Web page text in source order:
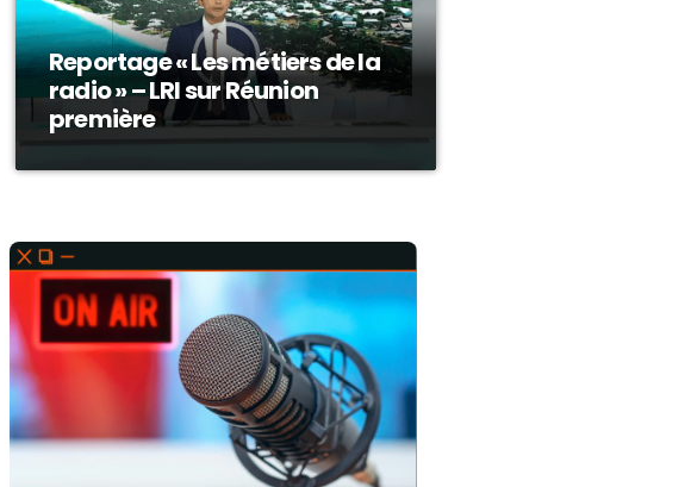
Reportage « Les métiers de la
radio » – LRI sur Réunion
première